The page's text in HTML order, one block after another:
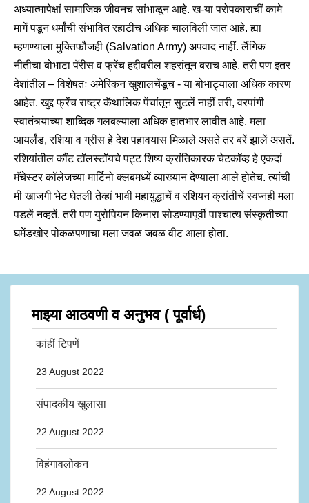
अध्यात्मापेक्षां सामाजिक जीवनच सांभाळून आहे. ख-या परोपकाराचीं कामे
मागें पडून धर्मांची संभावित रहाटीच अधिक चालविली जात आहे. ह्या
म्हणण्याला मुक्तिफौजही (Salvation Army) अपवाद नाहीं.लैंगिक
नीतीचा बोभाटा पॅरीस व फ्रेंच हद्दीवरील शहरांतून बराच आहे. तरी पण इतर
देशांतील – विशेषतः अमेरिकन खुशालचेंडूच - या बोभाट्याला अधिक कारण
आहेत. खुद्द फ्रेंच राष्ट्र कॅथालिक पेंचांतून सुटलें नाहीं तरी, वरपांगी
स्वातंत्र्याच्या शाब्दिक गलबल्याला अधिक हातभार लावीत आहे. मला
आयर्लंड, रशिया व ग्रीस हे देश पहावयास मिळाले असते तर बरें झालें असतें.
रशियांतील कौंट टॉलस्टॉयचे पट्ट शिष्य क्रांतिकारक चेटकॉव्ह हे एकदां
मॅंचेस्टर कॉलेजच्या मार्टिनो क्लबमध्यें व्याख्यान देण्याला आले होतेच. त्यांची
मी खाजगी भेट घेतली तेव्हां भावी महायुद्धाचें व रशियन क्रांतीचें स्वप्नही मला
पडलें नव्हतें. तरी पण युरोपियन किनारा सोडण्यापूर्वी पाश्चात्य संस्कृतीच्या
घमेंडखोर पोकळपणाचा मला जवळ जवळ वीट आला होता.
माझ्या आठवणी व अनुभव ( पूर्वार्ध)
कांहीं टिपणें
23 August 2022
संपादकीय खुलासा
22 August 2022
विहंगावलोकन
22 August 2022